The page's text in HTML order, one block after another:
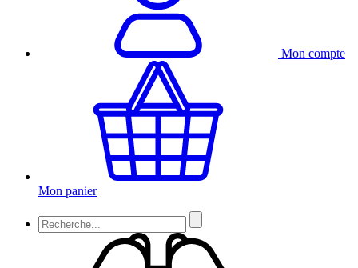
Mon compte
Mon panier